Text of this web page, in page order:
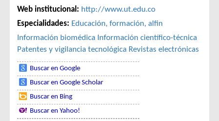
Web institucional: http://www.ut.edu.co
Especialidades: Educación, formación, alfin
Información biomédica Información científico-técnica
Patentes y vigilancia tecnológica Revistas electrónicas
Buscar en Google
Buscar en Google Scholar
Buscar en Bing
Buscar en Yahoo!